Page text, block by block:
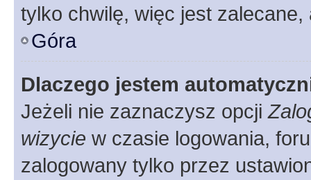
tylko chwilę, więc jest zalecane,
Góra
Dlaczego jestem
Jeżeli nie zaznaczysz opcji
wizycie w czasie logowania,
zalogowany tylko przez